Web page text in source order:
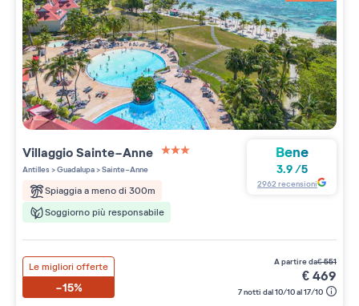
VillaggioSainte-Anne
Antilles>Guadalupa>Sainte-Anne
Spiaggia a meno di 300m
Soggiorno più responsabile
Bene
3.9/5
2962 recensioni
Le migliori offerte
-15%
a partire da€551
€469
7 notti dal 10/10 al 17/10